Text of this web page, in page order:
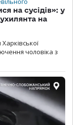
на сусідів»: у
на
чоловіка з